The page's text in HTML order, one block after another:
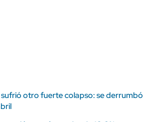
otro fuerte colapso: se derrumbó